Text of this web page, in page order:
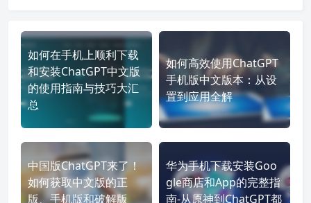
如何在手机上顺利下载
和安装ChatGPT中文版
的使用指南与技巧大汇
总
如何高效使用ChatGPT
手机版中文版本：从设
置到应用全解
中国版ChatGPT来了！
如何获取中文版的正
版、手机版和破解版
华为手机下载安装Goo
gle商店和App的完整指
南-从原神到ChatGPT都